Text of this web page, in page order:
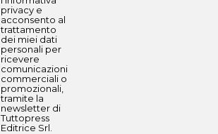
privacy e
acconsento al
trattamento
dei miei dati
personali per
ricevere
comunicazioni
commerciali o
promozionali,
tramite la
newsletter di
Tuttopress
Editrice Srl.